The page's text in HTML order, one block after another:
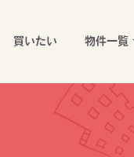
買いたい 物件一覧